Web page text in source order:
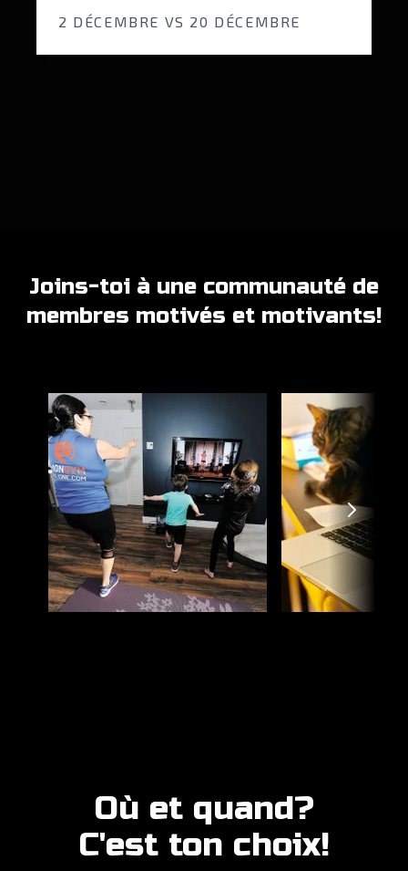
2 DÉCEMBRE VS 20 DÉCEMBRE
Joins-toi à une communauté de
membres motivés et motivants!
Où et quand?
C'est ton choix!